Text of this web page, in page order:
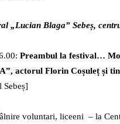
„Lucian Blaga” Sebeș,
Preambul la festival…
actorul Florin Coșuleț și
voluntari, liceeni – la